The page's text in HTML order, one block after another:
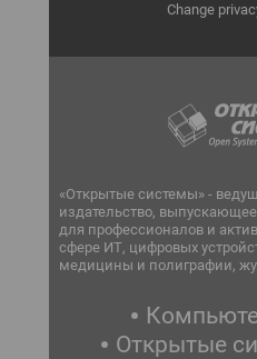
Change
«Открытые системы» -
издательство,
для профессионалов и
сфере ИТ, цифровых
медицины и полиграфии,
Открытые